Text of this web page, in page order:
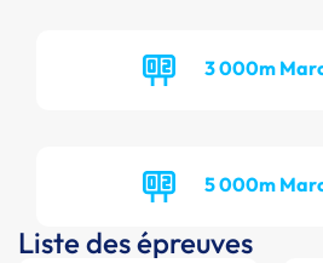
3 000m
5 000m
Liste des épreuves